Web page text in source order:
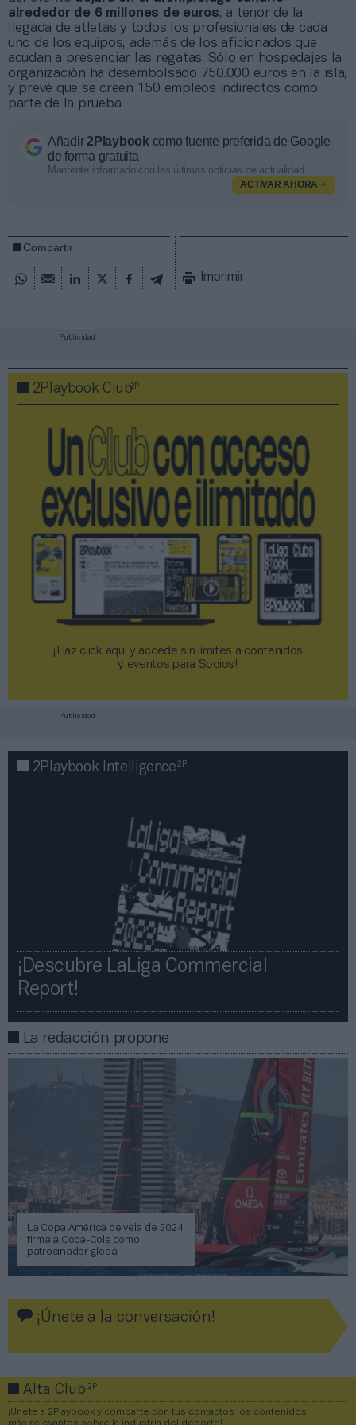
alrededor de 6 millones de euros, a tenor de la
llegada de atletas y todos los profesionales de cada
uno de los equipos, además de los aficionados que
acudan a presenciar las regatas. Sólo en hospedajes la
organización ha desembolsado 750.000 euros en la isla,
y prevé que se creen 150 empleos indirectos como
parte de la prueba.
Añadir2Playbook como fuente preferida de Google
de forma gratuita
Mantente informado con las últimas noticias de actualidad.
ACTIVAR AHORA
Compartir
Imprimir
Publicidad
2Playbook Club2P
¡Haz click aquí y accede sin límites a contenidos
y eventos para Socios!​​​​​​​
Publicidad
2Playbook Intelligence2P
¡Descubre LaLiga Commercial
Report!​​
La redacción propone
La Copa América de vela de 2024
firma a Coca-Cola como
patrocinador global
¡Únete a la conversación!
Alta Club2P
¡Únete a 2Playbook y comparte con tus contactos los contenidos
más relevantes sobre la industria del deporte!